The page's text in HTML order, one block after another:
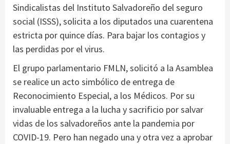
Sindicalistas del Instituto Salvadoreño del seguro
social (ISSS), solicita a los diputados una cuarentena
estricta por quince días. Para bajar los contagios y
las perdidas por el virus.
El grupo parlamentario FMLN, solicitó a la Asamblea
se realice un acto simbólico de entrega de
Reconocimiento Especial, a los Médicos. Por su
invaluable entrega a la lucha y sacrificio por salvar
vidas de los salvadoreños ante la pandemia por
COVID-19. Pero han negado una y otra vez a aprobar